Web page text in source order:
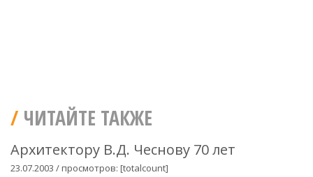
ЧИТАЙТЕ ТАКЖЕ
Архитектору В.Д. Чеснову 70 лет
23.07.2003 / просмотров: [totalcount]